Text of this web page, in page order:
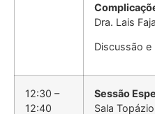
Dra. Lais
Discussão e
12:30 –
12:40
Sessão
Sala Topázio